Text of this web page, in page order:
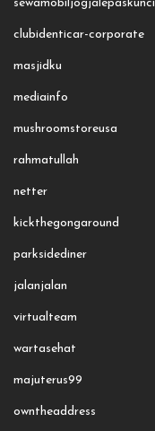
sewamobiljogjalepaskunci
clubidenticar-corporate
masjidku
mediainfo
mushroomstoreusa
rahmatullah
netter
kickthegongaround
parksidediner
jalanjalan
virtualteam
wartasehat
majuterus99
owntheaddress